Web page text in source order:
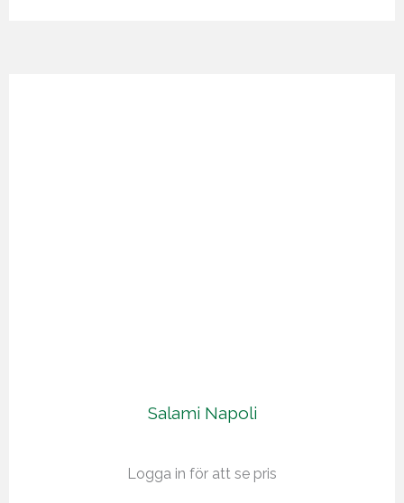
Salami Napoli
Logga in för att se pris